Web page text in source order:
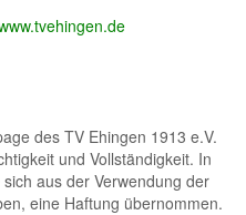
des TV Ehingen 1913 e.V.
und Vollständigkeit. In
aus der Verwendung der
eine Haftung übernommen.